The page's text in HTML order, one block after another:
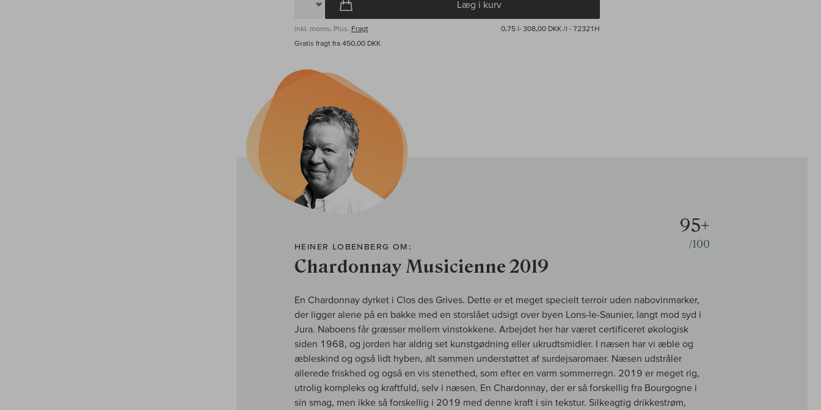
Læg i kurv
inkl. moms, Plus. Fragt 0,75 l· 308,00 DKK /l · 72321H
Gratis fragt fra 450,00 DKK
HEINER LOBENBERG OM:
Chardonnay Musicienne 2019
95+
/100
En Chardonnay dyrket i Clos des Grives. Dette er et meget specielt terroir uden nabovinmarker,
der ligger alene på en bakke med en storslået udsigt over byen Lons-le-Saunier, langt mod syd i
Jura. Naboens får græsser mellem vinstokkene. Arbejdet her har været certificeret økologisk
siden 1968, og jorden har aldrig set kunstgødning eller ukrudtsmidler. I næsen har vi æble og
æbleskind og også lidt hyben, alt sammen understøttet af surdejsaromaer. Næsen udstråler
allerede friskhed og også en vis stenethed, som efter en varm sommerregn. 2019 er meget rig,
utrolig kompleks og kraftfuld, selv i næsen. En Chardonnay, der er så forskellig fra Bourgogne i
sin smag, men ikke så forskellig i 2019 med denne kraft i sin tekstur. Silkeagtig drikkestrøm,